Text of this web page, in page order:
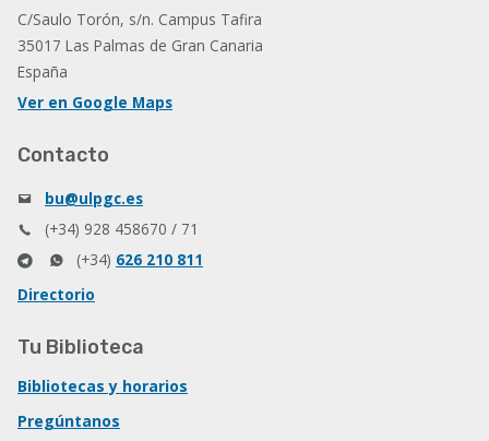
C/Saulo Torón, s/n. Campus Tafira
35017 Las Palmas de Gran Canaria
España
Ver en Google Maps
Contacto
bu@ulpgc.es
(+34) 928 458670 / 71
(+34) 626 210 811
Directorio
Tu Biblioteca
Bibliotecas y horarios
Pregúntanos